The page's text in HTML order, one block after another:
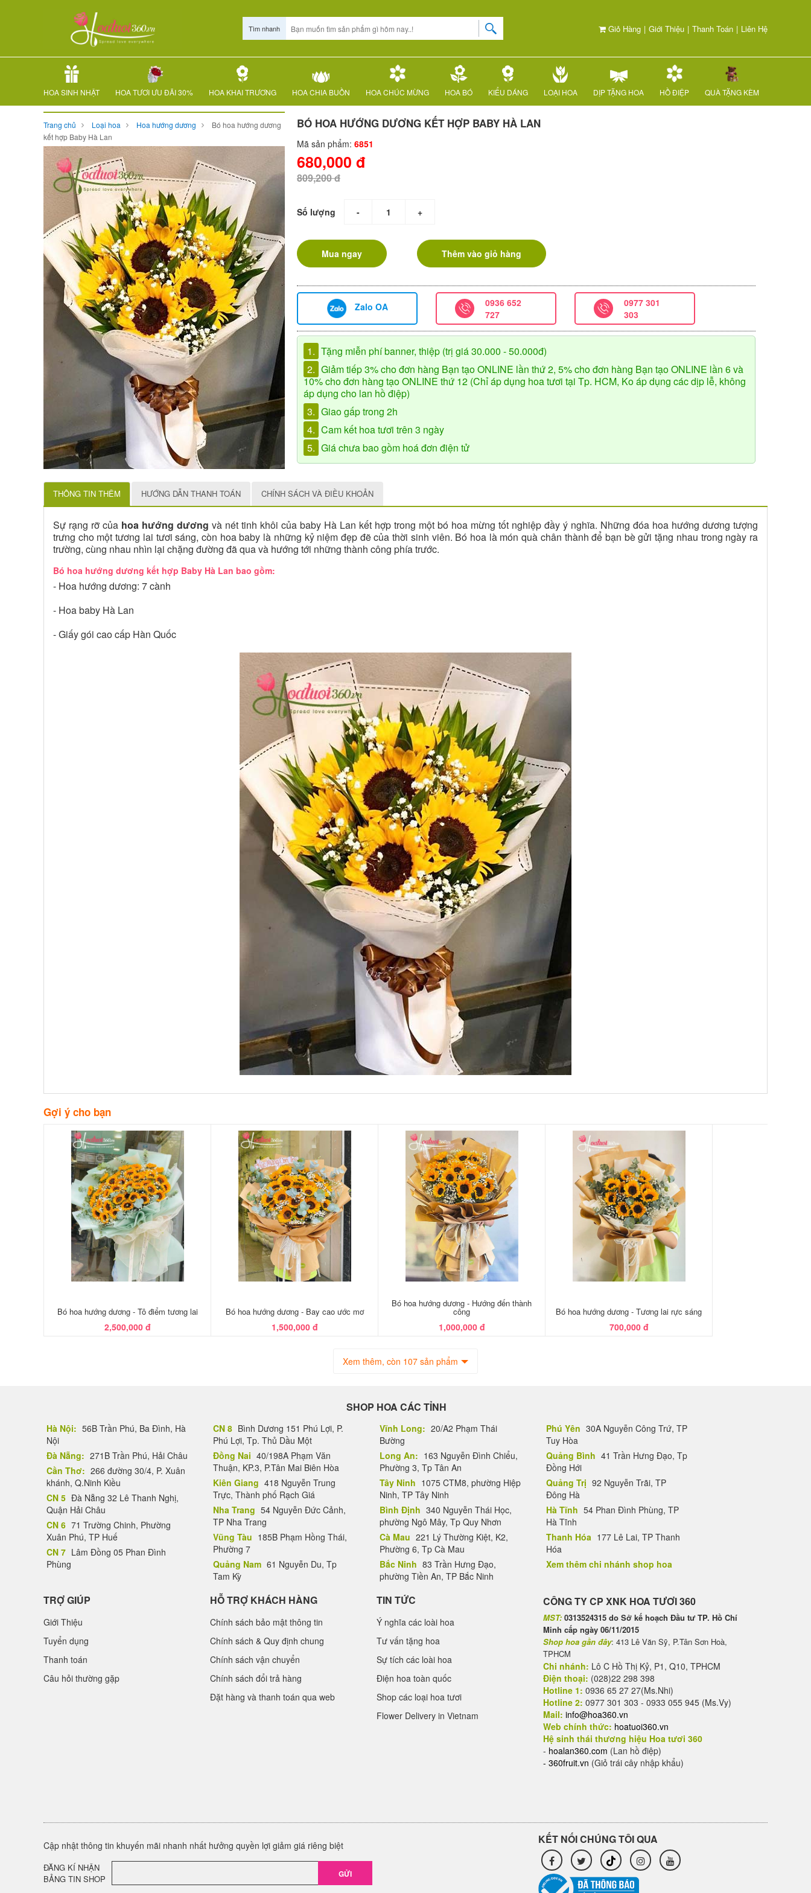
Giỏ Hàng | Giới Thiệu | Thanh Toán | Liên Hệ
Tìm nhanh
HOA SINH NHẬT HOA TƯƠI ƯU ĐÃI 30% HOA KHAI TRƯƠNG HOA CHIA BUỒN HOA CHÚC MỪNG HOA BÓ KIỂU DÁNG LOẠI HOA DỊP TẶNG HOA HỒ ĐIỆP QUÀ TẶNG KÈM
Trang chủ Loại hoa Hoa hướng dương
Bó hoa hướng dương
kết hợp Baby Hà Lan
BÓ HOA HƯỚNG DƯƠNG KẾT HỢP BABY HÀ LAN
Mã sản phẩm: 6851
680,000 đ
809,200 đ
Số lượng - +
Mua ngay Thêm vào giỏ hàng
Zalo OA
0936 652
727
0977 301
303
1. Tặng miễn phí banner, thiệp (trị giá 30.000 - 50.000đ)
2. Giảm tiếp 3% cho đơn hàng Bạn tạo ONLINE lần thứ 2, 5% cho đơn hàng Bạn tạo ONLINE lần 6 và
10% cho đơn hàng tạo ONLINE thứ 12 (Chỉ áp dụng hoa tươi tại Tp. HCM, Ko áp dụng các dịp lễ, không
áp dụng cho lan hồ điệp)
3. Giao gấp trong 2h
4. Cam kết hoa tươi trên 3 ngày
5. Giá chưa bao gồm hoá đơn điện tử
THÔNG TIN THÊM HƯỚNG DẪN THANH TOÁN CHÍNH SÁCH VÀ ĐIỀU KHOẢN
Sự rạng rỡ của hoa hướng dương và nét tinh khôi của baby Hà Lan kết hợp trong một bó hoa mừng tốt nghiệp đầy ý nghĩa. Những đóa hoa hướng dương tượng
trưng cho một tương lai tươi sáng, còn hoa baby là những kỷ niệm đẹp đẽ của thời sinh viên. Bó hoa là món quà chân thành để bạn bè gửi tặng nhau trong ngày ra
trường, cùng nhau nhìn lại chặng đường đã qua và hướng tới những thành công phía trước.
Bó hoa hướng dương kết hợp Baby Hà Lan bao gồm:
- Hoa hướng dương: 7 cành
- Hoa baby Hà Lan
- Giấy gói cao cấp Hàn Quốc
Gợi ý cho bạn
Bó hoa hướng dương - Tô điểm tương lai
2,500,000 đ
Bó hoa hướng dương - Bay cao ước mơ
1,500,000 đ
Bó hoa hướng dương - Hướng đến thành
công
1,000,000 đ
Bó hoa hướng dương - Tương lai rực sáng
700,000 đ
Xem thêm, còn 107 sản phẩm
SHOP HOA CÁC TỈNH
Hà Nội: 56B Trần Phú, Ba Đình, Hà
Nội
Đà Nẵng: 271B Trần Phú, Hải Châu
Cần Thơ: 266 đường 30/4, P. Xuân
khánh, Q.Ninh Kiều
CN 5 Đà Nẵng 32 Lê Thanh Nghị,
Quận Hải Châu
CN 6 71 Trường Chinh, Phường
Xuân Phú, TP Huế
CN 7 Lâm Đồng 05 Phan Đình
Phùng
CN 8 Bình Dương 151 Phú Lợi, P.
Phú Lợi, Tp. Thủ Dầu Một
Đồng Nai 40/198A Phạm Văn
Thuận, KP.3, P.Tân Mai Biên Hòa
Kiên Giang 418 Nguyễn Trung
Trực, Thành phố Rạch Giá
Nha Trang 54 Nguyễn Đức Cảnh,
TP Nha Trang
Vũng Tàu 185B Phạm Hồng Thái,
Phường 7
Quảng Nam 61 Nguyễn Du, Tp
Tam Kỳ
Vĩnh Long: 20/A2 Phạm Thái
Bường
Long An: 163 Nguyễn Đình Chiểu,
Phường 3, Tp Tân An
Tây Ninh 1075 CTM8, phường Hiệp
Ninh, TP Tây Ninh
Bình Định 340 Nguyễn Thái Học,
phường Ngô Mây, Tp Quy Nhơn
Cà Mau 221 Lý Thường Kiệt, K2,
Phường 6, Tp Cà Mau
Bắc Ninh 83 Trần Hưng Đạo,
phường Tiền An, TP Bắc Ninh
Phú Yên 30A Nguyễn Công Trứ, TP
Tuy Hòa
Quảng Bình 41 Trần Hưng Đạo, Tp
Đồng Hới
Quảng Trị 92 Nguyễn Trãi, TP
Đông Hà
Hà Tĩnh 54 Phan Đình Phùng, TP
Hà Tĩnh
Thanh Hóa 177 Lê Lai, TP Thanh
Hóa
Xem thêm chi nhánh shop hoa
TRỢ GIÚP
Giới Thiệu
Tuyển dụng
Thanh toán
Câu hỏi thường gặp
HỖ TRỢ KHÁCH HÀNG
Chính sách bảo mật thông tin
Chính sách & Quy định chung
Chính sách vận chuyển
Chính sách đổi trả hàng
Đặt hàng và thanh toán qua web
TIN TỨC
Ý nghĩa các loài hoa
Tư vấn tặng hoa
Sự tích các loài hoa
Điện hoa toàn quốc
Shop các loại hoa tươi
Flower Delivery in Vietnam
CÔNG TY CP XNK HOA TƯƠI 360
MST: 0313524315 do Sở kế hoạch Đầu tư TP. Hồ Chí
Minh cấp ngày 06/11/2015
Shop hoa gần đây: 413 Lê Văn Sỹ, P.Tân Sơn Hoà,
TPHCM
Chi nhánh: Lô C Hồ Thị Kỷ, P1, Q10, TPHCM
Điện thoại: (028)22 298 398
Hotline 1: 0936 65 27 27(Ms.Nhi)
Hotline 2: 0977 301 303 - 0933 055 945 (Ms.Vy)
Mail: info@hoa360.vn
Web chính thức: hoatuoi360.vn
Hệ sinh thái thương hiệu Hoa tươi 360
- hoalan360.com (Lan hồ điệp)
- 360fruit.vn (Giỏ trái cây nhập khẩu)
Cập nhật thông tin khuyến mãi nhanh nhất hưởng quyền lợi giảm giá riêng biệt
ĐĂNG KÍ NHẬN
BẢNG TIN SHOP
GỬI
KẾT NỐI CHÚNG TÔI QUA